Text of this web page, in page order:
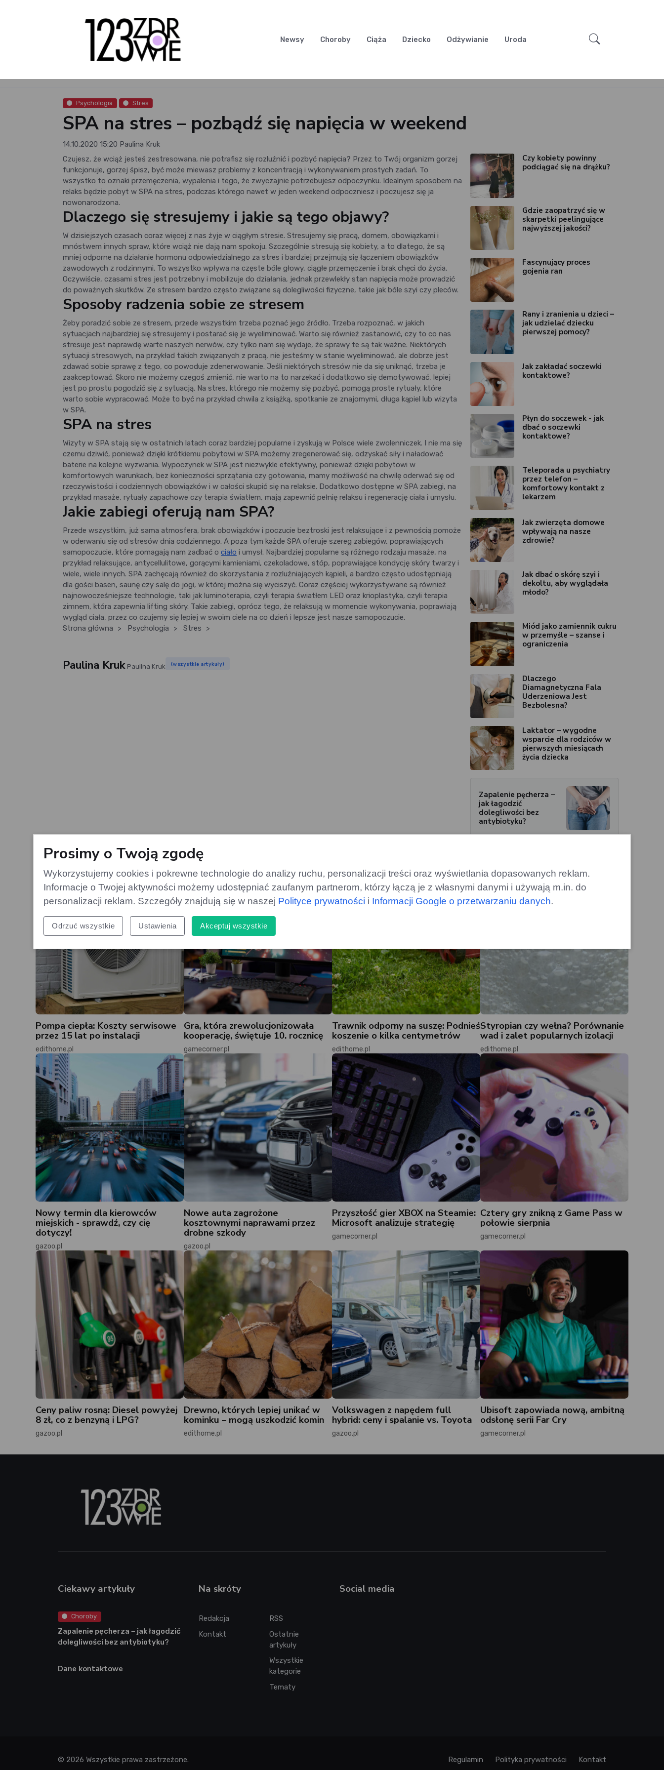
Newsy Choroby Ciąża Dziecko Odżywianie Uroda
Psychologia Stres
SPA na stres – pozbądź się napięcia w weekend
14.10.2020 15:20 Paulina Kruk
Czujesz, że wciąż jesteś zestresowana, nie potrafisz się rozluźnić i pozbyć napięcia? Przez to Twój organizm gorzej
funkcjonuje, gorzej śpisz, być może miewasz problemy z koncentracją i wykonywaniem prostych zadań. To
wszystko to oznaki przemęczenia, wypalenia i tego, że zwyczajnie potrzebujesz odpoczynku. Idealnym sposobem na
relaks będzie pobyt w SPA na stres, podczas którego nawet w jeden weekend odpoczniesz i poczujesz się ja
nowonarodzona.
Dlaczego się stresujemy i jakie są tego objawy?
W dzisiejszych czasach coraz więcej z nas żyje w ciągłym stresie. Stresujemy się pracą, domem, obowiązkami i
mnóstwem innych spraw, które wciąż nie dają nam spokoju. Szczególnie stresują się kobiety, a to dlatego, że są
mniej odporne na działanie hormonu odpowiedzialnego za stres i bardziej przejmują się łączeniem obowiązków
zawodowych z rodzinnymi. To wszystko wpływa na częste bóle głowy, ciągłe przemęczenie i brak chęci do życia.
Oczywiście, czasami stres jest potrzebny i mobilizuje do działania, jednak przewlekły stan napięcia może prowadzić
do poważnych skutków. Ze stresem bardzo często związane są dolegliwości fizyczne, takie jak bóle szyi czy pleców.
Sposoby radzenia sobie ze stresem
Żeby poradzić sobie ze stresem, przede wszystkim trzeba poznać jego źródło. Trzeba rozpoznać, w jakich
sytuacjach najbardziej się stresujemy i postarać się je wyeliminować. Warto się również zastanowić, czy to co nas
stresuje jest naprawdę warte naszych nerwów, czy tylko nam się wydaje, że sprawy te są tak ważne. Niektórych
sytuacji stresowych, na przykład takich związanych z pracą, nie jesteśmy w stanie wyeliminować, ale dobrze jest
zdawać sobie sprawę z tego, co powoduje zdenerwowanie. Jeśli niektórych stresów nie da się uniknąć, trzeba je
zaakceptować. Skoro nie możemy czegoś zmienić, nie warto na to narzekać i dodatkowo się demotywować, lepiej
jest po prostu pogodzić się z sytuacją. Na stres, którego nie możemy się pozbyć, pomogą proste rytuały, które
warto sobie wypracować. Może to być na przykład chwila z książką, spotkanie ze znajomymi, długa kąpiel lub wizyta
w SPA.
SPA na stres
Wizyty w SPA stają się w ostatnich latach coraz bardziej popularne i zyskują w Polsce wiele zwolenniczek. I nie ma się
czemu dziwić, ponieważ dzięki krótkiemu pobytowi w SPA możemy zregenerować się, odzyskać siły i naładować
baterie na kolejne wyzwania. Wypoczynek w SPA jest niezwykle efektywny, ponieważ dzięki pobytowi w
komfortowych warunkach, bez konieczności sprzątania czy gotowania, mamy możliwość na chwilę oderwać się od
rzeczywistości i codziennych obowiązków i w całości skupić się na relaksie. Dodatkowo dostępne w SPA zabiegi, na
przykład masaże, rytuały zapachowe czy terapia światłem, mają zapewnić pełnię relaksu i regenerację ciała i umysłu.
Jakie zabiegi oferują nam SPA?
Przede wszystkim, już sama atmosfera, brak obowiązków i poczucie beztroski jest relaksujące i z pewnością pomoże
w oderwaniu się od stresów dnia codziennego. A poza tym każde SPA oferuje szereg zabiegów, poprawiających
samopoczucie, które pomagają nam zadbać o ciało i umysł. Najbardziej popularne są różnego rodzaju masaże, na
przykład relaksujące, antycellulitowe, gorącymi kamieniami, czekoladowe, stóp, poprawiające kondycję skóry twarzy i
wiele, wiele innych. SPA zachęcają również do skorzystania z rozluźniających kąpieli, a bardzo często udostępniają
dla gości basen, saunę czy salę do jogi, w której można się wyciszyć. Coraz częściej wykorzystywane są również
najnowocześniejsze technologie, taki jak luminoterapia, czyli terapia światłem LED oraz krioplastyka, czyli terapia
zimnem, która zapewnia lifting skóry. Takie zabiegi, oprócz tego, że relaksują w momencie wykonywania, poprawiają
wygląd ciała, przez co czujemy się lepiej w swoim ciele na co dzień i lepsze jest nasze samopoczucie.
Strona główna
> Psychologia > Stres >
Paulina Kruk Paulina Kruk (wszystkie artykuły)
Czy kobiety powinny
podciągać się na drążku?
Gdzie zaopatrzyć się w
skarpetki peelingujące
najwyższej jakości?
Fascynujący proces
gojenia ran
Rany i zranienia u dzieci –
jak udzielać dziecku
pierwszej pomocy?
Jak zakładać soczewki
kontaktowe?
Płyn do soczewek - jak
dbać o soczewki
kontaktowe?
Teleporada u psychiatry
przez telefon –
komfortowy kontakt z
lekarzem
Jak zwierzęta domowe
wpływają na nasze
zdrowie?
Jak dbać o skórę szyi i
dekoltu, aby wyglądała
młodo?
Miód jako zamiennik cukru
w przemyśle – szanse i
ograniczenia
Dlaczego
Diamagnetyczna Fala
Uderzeniowa Jest
Bezbolesna?
Laktator – wygodne
wsparcie dla rodziców w
pierwszych miesiącach
życia dziecka
Zapalenie pęcherza –
jak łagodzić
dolegliwości bez
antybiotyku?
Pompa ciepła: Koszty serwisowe
przez 15 lat po instalacji
edithome.pl
Gra, która zrewolucjonizowała
kooperację, świętuje 10. rocznicę
gamecorner.pl
Trawnik odporny na suszę: Podnieś
koszenie o kilka centymetrów
edithome.pl
Styropian czy wełna? Porównanie
wad i zalet popularnych izolacji
edithome.pl
Nowy termin dla kierowców
miejskich - sprawdź, czy cię
dotyczy!
gazoo.pl
Nowe auta zagrożone
kosztownymi naprawami przez
drobne szkody
gazoo.pl
Przyszłość gier XBOX na Steamie:
Microsoft analizuje strategię
gamecorner.pl
Cztery gry znikną z Game Pass w
połowie sierpnia
gamecorner.pl
Ceny paliw rosną: Diesel powyżej
8 zł, co z benzyną i LPG?
gazoo.pl
Drewno, których lepiej unikać w
kominku – mogą uszkodzić komin
edithome.pl
Volkswagen z napędem full
hybrid: ceny i spalanie vs. Toyota
gazoo.pl
Ubisoft zapowiada nową, ambitną
odsłonę serii Far Cry
gamecorner.pl
Ciekawy artykuły
Choroby
Zapalenie pęcherza – jak łagodzić
dolegliwości bez antybiotyku?
Dane kontaktowe
Na skróty
Redakcja
Kontakt
RSS
Ostatnie
artykuły
Wszystkie
kategorie
Tematy
Social media
© 2026 Wszystkie prawa zastrzeżone. Regulamin Polityka prywatności Kontakt
Prosimy o Twoją zgodę
Wykorzystujemy cookies i pokrewne technologie do analizy ruchu, personalizacji treści oraz wyświetlania dopasowanych reklam.
Informacje o Twojej aktywności możemy udostępniać zaufanym partnerom, którzy łączą je z własnymi danymi i używają m.in. do
personalizacji reklam. Szczegóły znajdują się w naszej Polityce prywatności i Informacji Google o przetwarzaniu danych.
Odrzuć wszystkie Ustawienia Akceptuj wszystkie